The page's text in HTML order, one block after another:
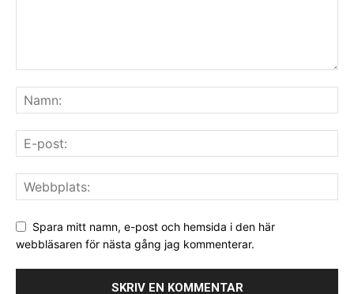
Spara mitt namn, e-post och hemsida i den här
webbläsaren för nästa gång jag kommenterar.